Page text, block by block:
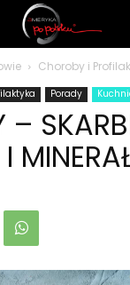
Choroby i
Porady
–